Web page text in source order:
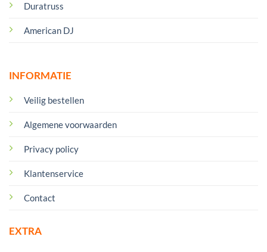
Duratruss
American DJ
INFORMATIE
Veilig bestellen
Algemene voorwaarden
Privacy policy
Klantenservice
Contact
EXTRA